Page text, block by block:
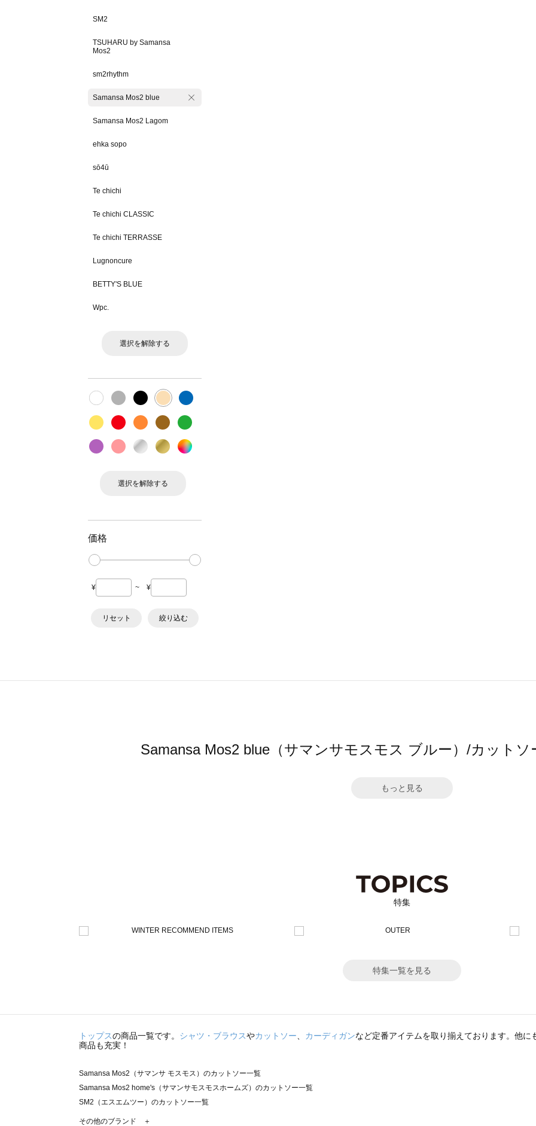
SM2
TSUHARU by Samansa
Mos2
sm2rhythm
Samansa Mos2 blue
Samansa Mos2 Lagom
ehka sopo
sō4ū
Te chichi
Te chichi CLASSIC
Te chichi TERRASSE
Lugnoncure
BETTY'S BLUE
Wpc.
選択を解除する
選択を解除する
価格
¥ ~ ¥
リセット 絞り込む
Samansa Mos2 blue（サマンサモスモス ブルー）/カット
もっと見る
特集
特集一覧を見る
トップスの商品一覧です。 シャツ・ブラウスやカットソー カーディガンなど定番アイテムを取り揃えております。他に
商品も充実！
Samansa Mos2（サマンサ モスモス）のカットソー一覧
Samansa Mos2 home's（サマンサモスモスホームズ）のカットソー一覧
SM2（エスエムツー）のカットソー一覧
TSUHARU by Samansa Mos2（ツハルバイサマンサモスモス）のカットソー一覧
その他のブランド ＋